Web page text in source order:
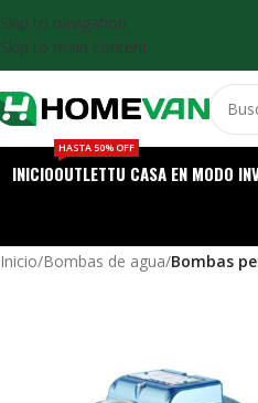
Skip to navigation
Skip to main content
INICIOOUTLET
HASTA 50% OFF
TU CASA EN MODO
Inicio/Bombas de agua/Bombas